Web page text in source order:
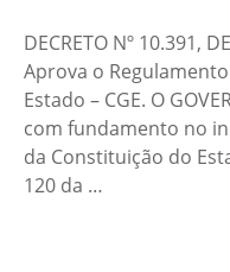
DECRETO Nº 10.391,
Aprova o
Estado – CGE. O
com fundamento no
da Constituição do
120 da …